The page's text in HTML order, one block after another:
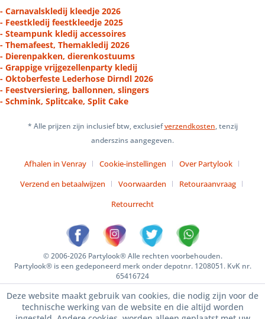
- Carnavalskledij kleedje 2026
- Feestkledij feestkleedje 2025
- Steampunk kledij accessoires
- Themafeest, Themakledij 2026
- Dierenpakken, dierenkostuums
- Grappige vrijgezellenparty kledij
- Oktoberfeste Lederhose Dirndl 2026
- Feestversiering, ballonnen, slingers
- Schmink, Splitcake, Split Cake
* Alle prijzen zijn inclusief btw, exclusiefverzendkosten, tenzij
anderszins aangegeven.
Afhalen in Venray Cookie-instellingen
Over Partylook
Verzend en betaalwijzen
Voorwaarden
Retouraanvraag
Retourrecht
© 2006-2026 Partylook® Alle rechten voorbehouden.
Partylook® is een gedeponeerd merk onder depotnr. 1208051. KvK nr.
65416724
Deze website maakt gebruik van cookies, die nodig zijn voor de
technische werking van de website en die altijd worden